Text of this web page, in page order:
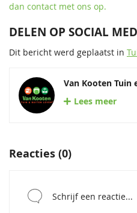
dan contact met ons op.
DELEN OP SOCIAL
Dit bericht werd geplaatst in
Van Kooten Tuin
Lees meer
Reacties (0)
Schrijf een reactie...